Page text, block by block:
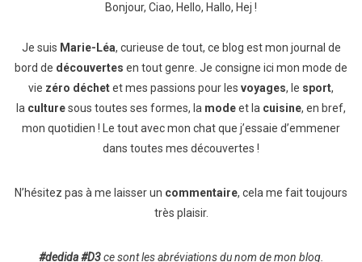
Bonjour, Ciao, Hello, Hallo, Hej !
Je suis Marie-Léa, curieuse de tout, ce blog est mon journal de
bord de découvertes en tout genre. Je consigne ici mon mode de
vie zéro déchetet mes passions pour les voyages, le sport,
la culturesous toutes ses formes, la modeet la cuisine, en bref,
mon quotidien ! Le tout avec mon chat que j’essaie d’emmener
dans toutes mes découvertes !
N’hésitez pas à me laisser un commentaire, cela me fait toujours
très plaisir.
#dedida #D3ce sont les abréviations du nom de mon blog.